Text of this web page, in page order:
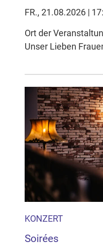
FR., 21.08.2026 |
Ort der
Unser Lieben
KONZERT
Soirées